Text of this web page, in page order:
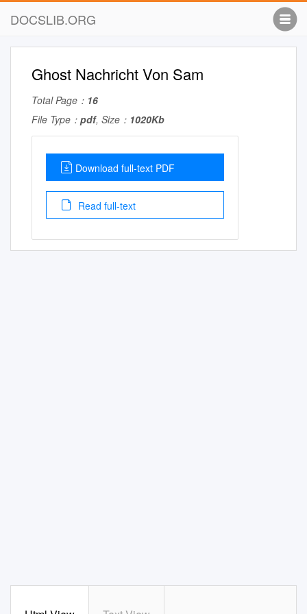
DOCSLIB.ORG
Ghost Nachricht Von Sam
Total Page： 16
File Type： pdf, Size： 1020Kb
Download full-text PDF
Read full-text